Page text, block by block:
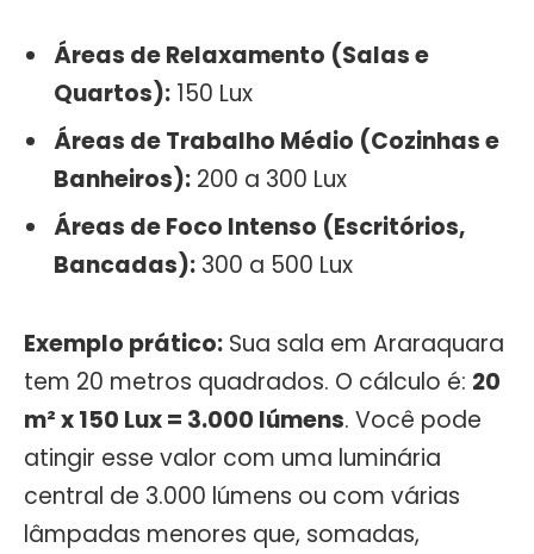
Áreas de Relaxamento (Salas e
Quartos): 150 Lux
Áreas de Trabalho Médio (Cozinhas e
Banheiros): 200 a 300 Lux
Áreas de Foco Intenso (Escritórios,
Bancadas): 300 a 500 Lux
Exemplo prático: Sua sala em Araraquara
tem 20 metros quadrados. O cálculo é: 20
m² x 150 Lux = 3.000 lúmens. Você pode
atingir esse valor com uma luminária
central de 3.000 lúmens ou com várias
lâmpadas menores que, somadas,